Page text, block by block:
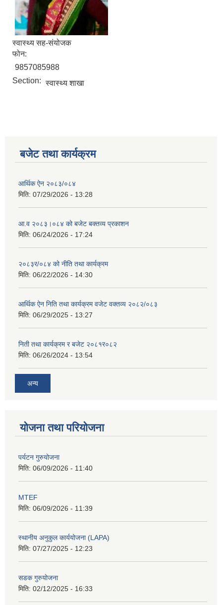
स्वास्थ्य सह-संयोजक
फोन:
9857085988
Section: स्वास्थ्य शाखा
बजेट तथा कार्यक्रम
आर्थिक ऐन २०८३/०८४
मिति: 07/29/2026 - 13:28
आ.व २०८३।०८४ को बजेट बक्तव्य प्रकाशन
मिति: 06/24/2026 - 17:24
२०८३र/०८४ को नीति तथा कार्यक्रम
मिति: 06/22/2026 - 14:30
आर्थिक ऐन निति तथा कार्यक्रम वजेट वक्तव्य २०८२/०८३
मिति: 06/29/2025 - 13:27
निती तथा कार्यक्रम र बजेट २०८१र०८२
मिति: 06/26/2024 - 13:54
अन्य
योजना तथा परियोजना
पर्यटन गुरुयोजना
मिति: 06/09/2026 - 11:40
MTEF
मिति: 06/09/2026 - 11:39
स्थानीय अनुकुल कार्ययोजना (LAPA)
मिति: 07/27/2025 - 12:23
सडक गुरुयोजना
मिति: 02/12/2025 - 16:33